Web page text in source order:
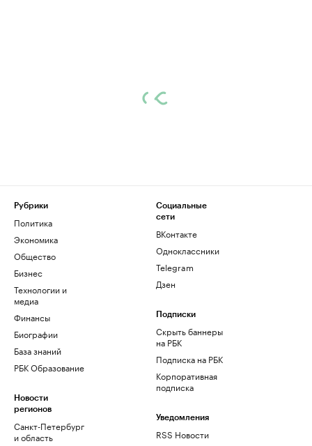
Рубрики
Политика
Экономика
Общество
Бизнес
Технологии и
медиа
Финансы
Биографии
База знаний
РБК Образование
Новости
регионов
Санкт-Петербург
и область
Социальные
сети
ВКонтакте
Одноклассники
Telegram
Дзен
Подписки
Скрыть баннеры
на РБК
Подписка на РБК
Корпоративная
подписка
Уведомления
RSS Новости